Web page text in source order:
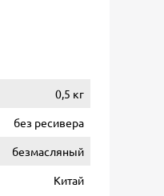
0,5 кг
без ресивера
безмасляный
Китай